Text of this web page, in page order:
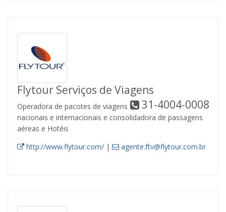
Flytour Serviços de Viagens
31-4004-0008
Operadora de pacotes de viagens
nacionais e internacionais e consolidadora de passagens
aéreas e Hotéis
http://www.flytour.com/| agente.ftv@flytour.com.br